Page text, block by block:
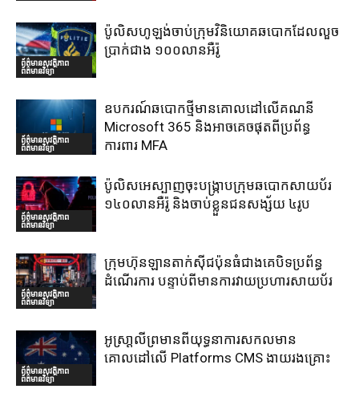
ព័ត៌មានសុវត្ថិភាព
ព័ត៌មានវិទ្យា
ប៉ូលិសហូឡង់ចាប់ក្រុមវិនិយោគឆបោកដែលលួច
ប្រាក់ជាង ១០០លានអឺរ៉ូ
ព័ត៌មានសុវត្ថិភាព
ព័ត៌មានវិទ្យា
ឧបករណ៍ឆបោកថ្មីមានគោលដៅលើគណនី
Microsoft 365 និងអាចគេចផុតពីប្រព័ន្ធ
ការពារ MFA
ព័ត៌មានសុវត្ថិភាព
ព័ត៌មានវិទ្យា
ប៉ូលិសអេស្បាញចុះបង្រ្កាបក្រុមឆបោកសាយប័រ
១៤០លានអឺរ៉ូ និងចាប់ខ្លួនជនសង្ស័យ ៤រូប
ព័ត៌មានសុវត្ថិភាព
ព័ត៌មានវិទ្យា
ក្រុមហ៊ុនឡានតាក់ស៊ីជប៉ុនធំជាងគេបិទប្រព័ន្ធ
ដំណើរការ បន្ទាប់ពីមានការវាយប្រហារសាយប័រ
ព័ត៌មានសុវត្ថិភាព
ព័ត៌មានវិទ្យា
អូស្រា្តលីព្រមានពីយុទ្ធនាការសកលមាន
គោលដៅលើ Platforms CMS ងាយរងគ្រោះ